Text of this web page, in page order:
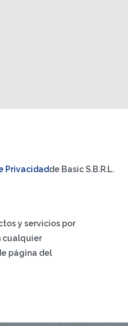
Privacidadde Basic S.B.R.L.
y servicios por
cualquier
página del